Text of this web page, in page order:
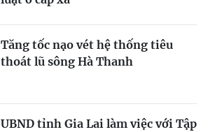
Tăng tốc nạo vét hệ thống tiêu
thoát lũ sông Hà Thanh
UBND tỉnh Gia Lai làm việc với Tập